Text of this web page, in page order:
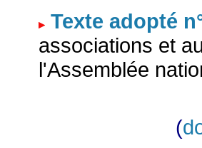
Texte adopté
associations et
l'Assemblée
(